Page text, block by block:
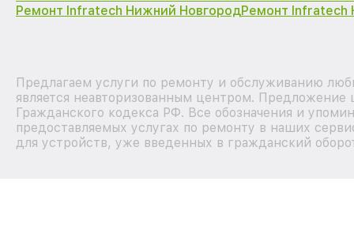
Ремонт Infratech Нижний НовгородРемонт Infratech
Предлагаем услуги по ремонту и обслуживанию
является неавторизованным центром.
Гражданского кодекса РФ. Все обозначения и
предоставляемых услугах по ремонту в наших
для устройств, уже введенных в гражданский